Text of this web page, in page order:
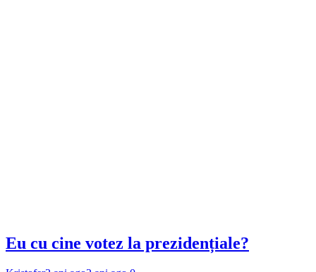
Eu cu cine votez la prezidențiale?